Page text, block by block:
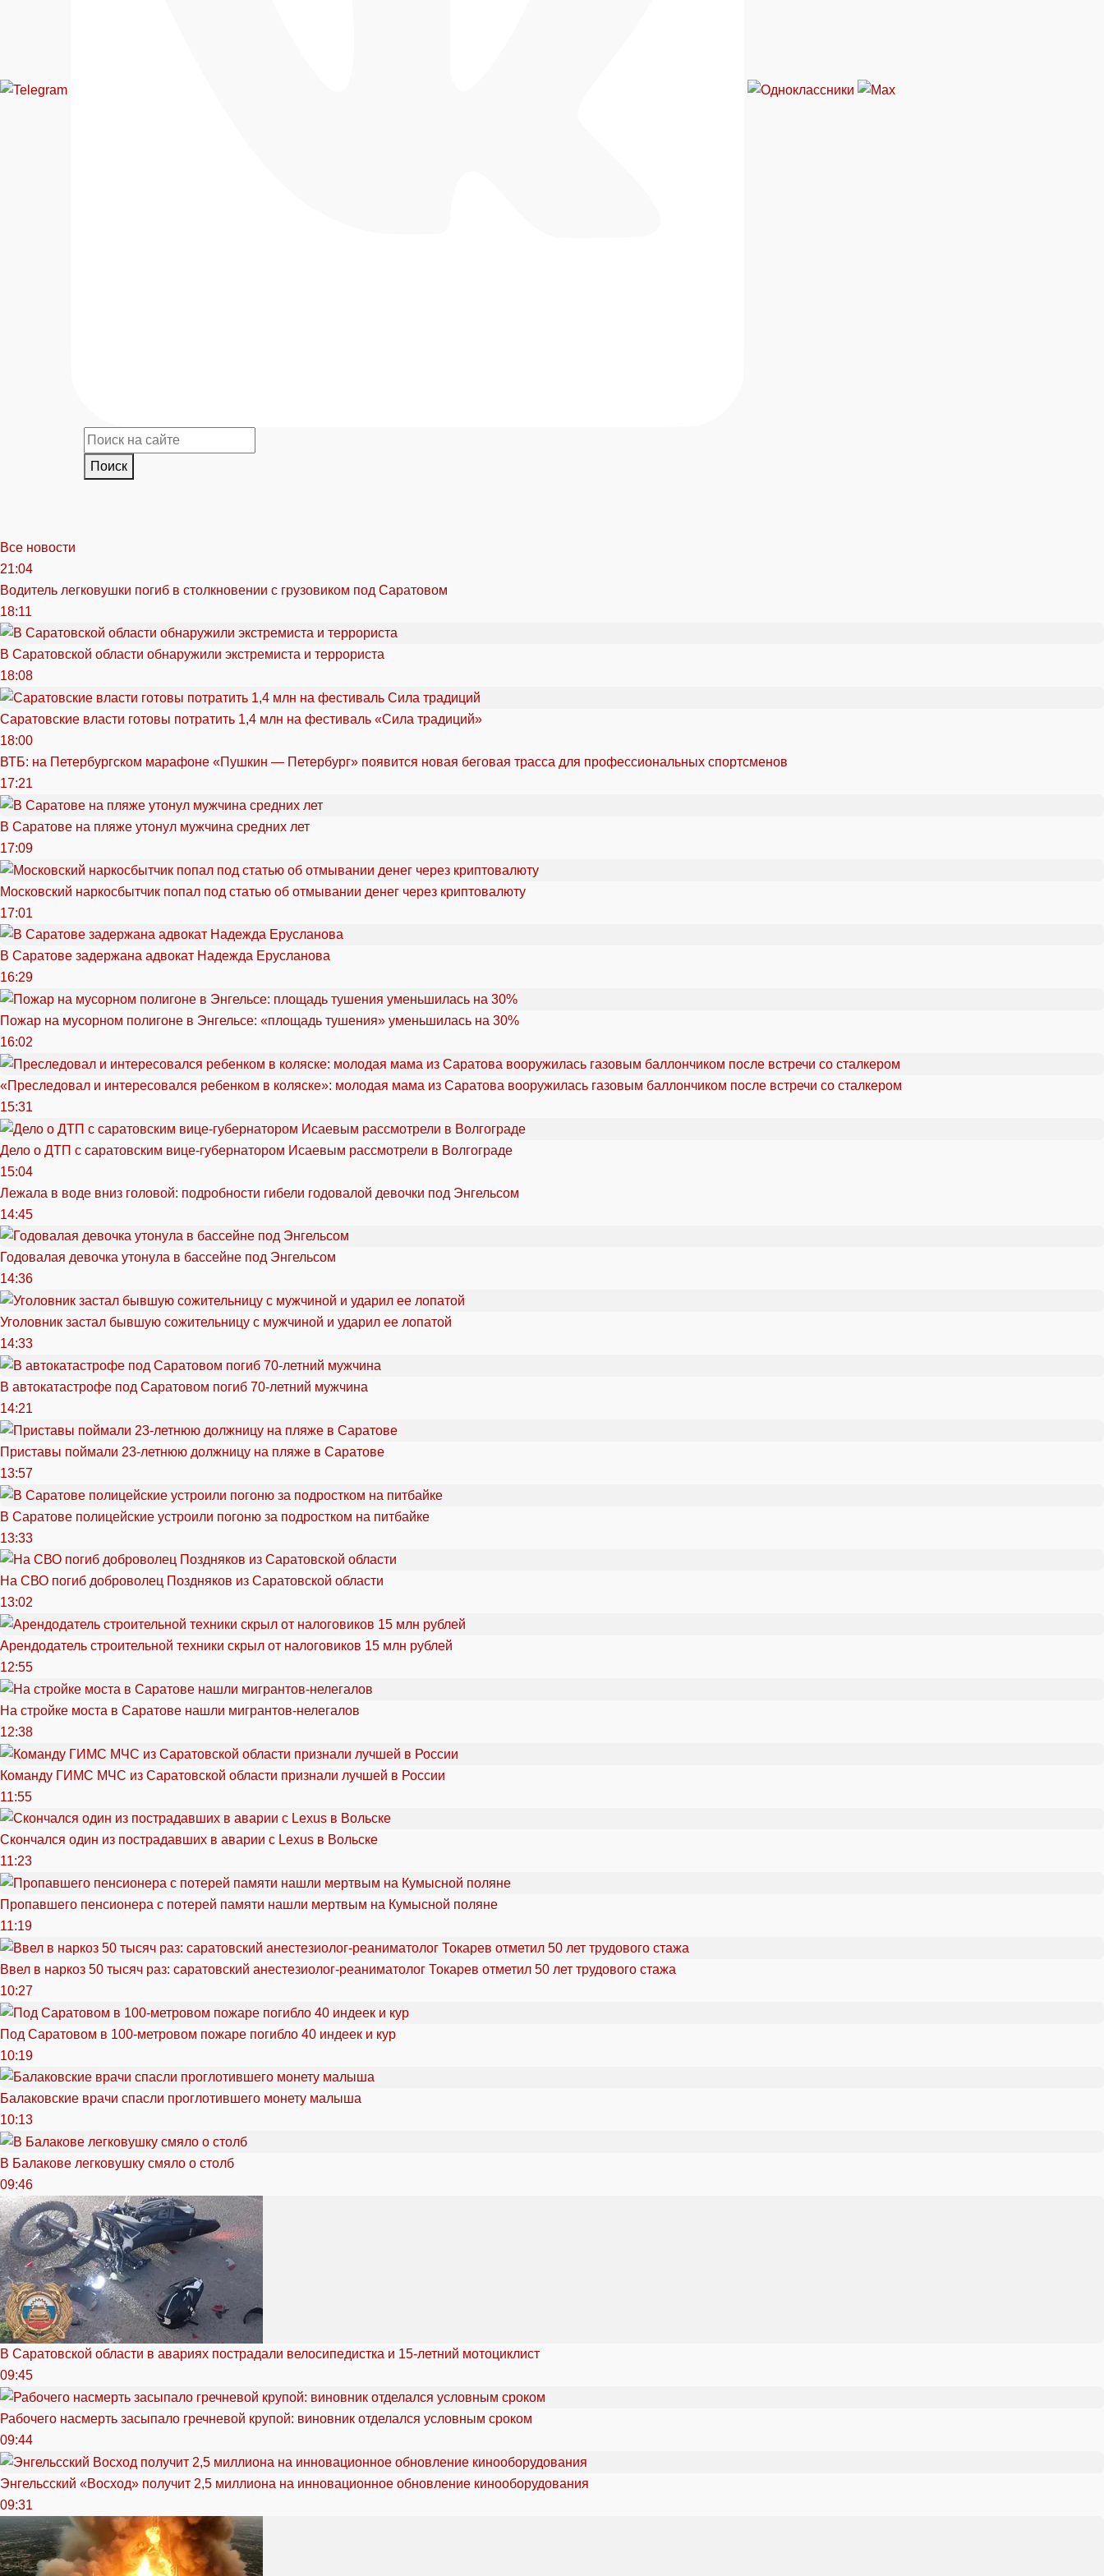
Поиск
Все новости
21:04
Водитель легковушки погиб в столкновении с грузовиком под Саратовом
18:11
В Саратовской области обнаружили экстремиста и террориста
18:08
Саратовские власти готовы потратить 1,4 млн на фестиваль «Сила традиций»
18:00
ВТБ: на Петербургском марафоне «Пушкин — Петербург» появится новая беговая трасса для профессиональных спортсменов
17:21
В Саратове на пляже утонул мужчина средних лет
17:09
Московский наркосбытчик попал под статью об отмывании денег через криптовалюту
17:01
В Саратове задержана адвокат Надежда Ерусланова
16:29
Пожар на мусорном полигоне в Энгельсе: «площадь тушения» уменьшилась на 30%
16:02
«Преследовал и интересовался ребенком в коляске»: молодая мама из Саратова вооружилась газовым баллончиком после встречи со сталкером
15:31
Дело о ДТП с саратовским вице-губернатором Исаевым рассмотрели в Волгограде
15:04
Лежала в воде вниз головой: подробности гибели годовалой девочки под Энгельсом
14:45
Годовалая девочка утонула в бассейне под Энгельсом
14:36
Уголовник застал бывшую сожительницу с мужчиной и ударил ее лопатой
14:33
В автокатастрофе под Саратовом погиб 70-летний мужчина
14:21
Приставы поймали 23-летнюю должницу на пляже в Саратове
13:57
В Саратове полицейские устроили погоню за подростком на питбайке
13:33
На СВО погиб доброволец Поздняков из Саратовской области
13:02
Арендодатель строительной техники скрыл от налоговиков 15 млн рублей
12:55
На стройке моста в Саратове нашли мигрантов-нелегалов
12:38
Команду ГИМС МЧС из Саратовской области признали лучшей в России
11:55
Скончался один из пострадавших в аварии c Lexus в Вольске
11:23
Пропавшего пенсионера с потерей памяти нашли мертвым на Кумысной поляне
11:19
Ввел в наркоз 50 тысяч раз: саратовский анестезиолог-реаниматолог Токарев отметил 50 лет трудового стажа
10:27
Под Саратовом в 100-метровом пожаре погибло 40 индеек и кур
10:19
Балаковские врачи спасли проглотившего монету малыша
10:13
В Балакове легковушку смяло о столб
09:46
В Саратовской области в авариях пострадали велосипедистка и 15-летний мотоциклист
09:45
Рабочего насмерть засыпало гречневой крупой: виновник отделался условным сроком
09:44
Энгельсский «Восход» получит 2,5 миллиона на инновационное обновление кинооборудования
09:31